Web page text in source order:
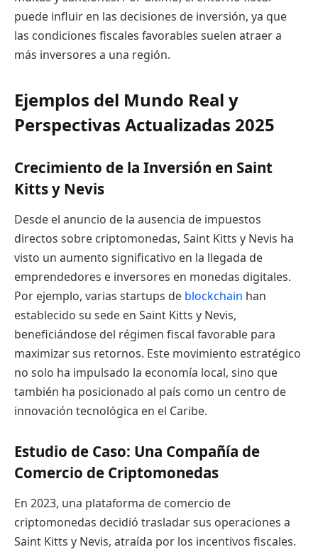
puede influir en las decisiones de inversión, ya que
las condiciones fiscales favorables suelen atraer a
más inversores a una región.
Ejemplos del Mundo Real y
Perspectivas Actualizadas 2025
Crecimiento de la Inversión en Saint
Kitts y Nevis
Desde el anuncio de la ausencia de impuestos
directos sobre criptomonedas, Saint Kitts y Nevis ha
visto un aumento significativo en la llegada de
emprendedores e inversores en monedas digitales.
Por ejemplo, varias startups de blockchain han
establecido su sede en Saint Kitts y Nevis,
beneficiándose del régimen fiscal favorable para
maximizar sus retornos. Este movimiento estratégico
no solo ha impulsado la economía local, sino que
también ha posicionado al país como un centro de
innovación tecnológica en el Caribe.
Estudio de Caso: Una Compañía de
Comercio de Criptomonedas
En 2023, una plataforma de comercio de
criptomonedas decidió trasladar sus operaciones a
Saint Kitts y Nevis, atraída por los incentivos fiscales.